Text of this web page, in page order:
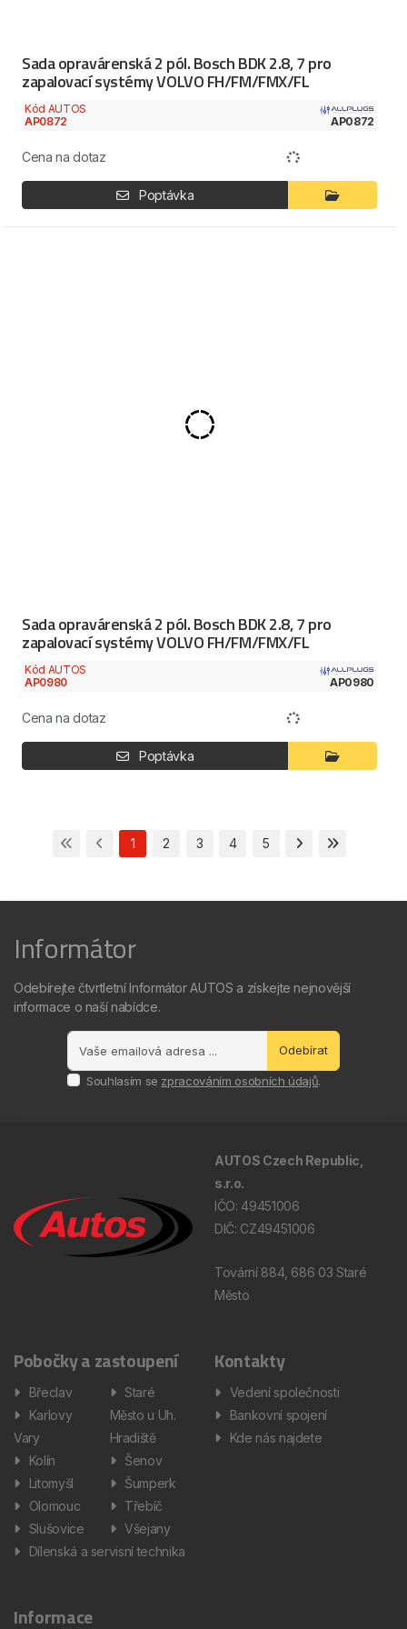
Sada opravárenská 2 pól. Bosch BDK 2.8, 7 pro
zapalovací systémy VOLVO FH/FM/FMX/FL
Kód AUTOS
AP0872
AP0872
Cena na dotaz
Poptávka
Sada opravárenská 2 pól. Bosch BDK 2.8, 7 pro
zapalovací systémy VOLVO FH/FM/FMX/FL
Kód AUTOS
AP0980
AP0980
Cena na dotaz
Poptávka
1 2 3 4 5
Informátor
Odebírejte čtvrtletní Informátor AUTOS a získejte nejnovější
informace o naší nabídce.
Odebírat
Souhlasím se zpracováním osobních údajů.
AUTOS Czech Republic,
s.r.o.
IČO: 49451006
DIČ: CZ49451006
Tovární 884, 686 03 Staré
Město
Pobočky a zastoupení
Břeclav
Karlovy
Vary
Kolín
Litomyšl
Olomouc
Slušovice
Staré
Město u Uh.
Hradiště
Šenov
Šumperk
Třebíč
Všejany
Dílenská a servisní technika
Kontakty
Vedení společnosti
Bankovní spojení
Kde nás najdete
Informace